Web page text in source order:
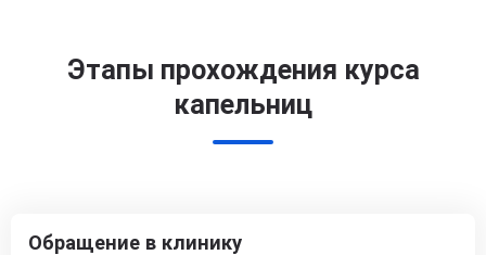
Этапы прохождения курса
капельниц
Обращение в клинику